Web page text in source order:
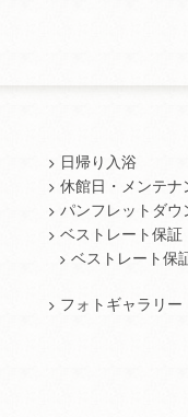
日帰り入浴
休館日・メンテナ
パンフレットダウ
ベストレート保証
ベストレート保
フォトギャラリー